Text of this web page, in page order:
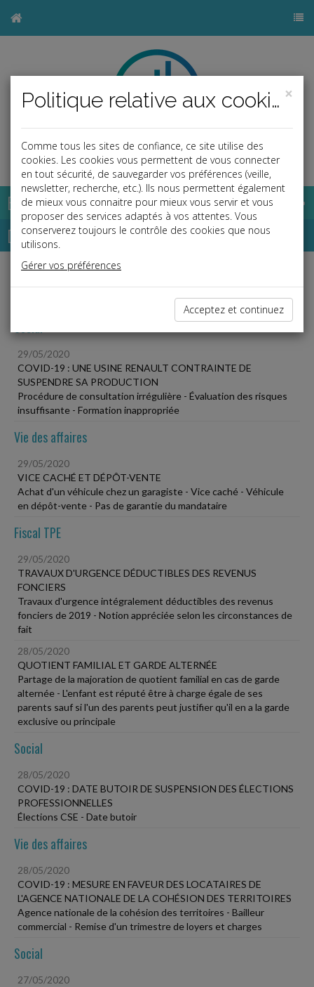
Base documentaire
Dépêches
Liste des dernières dépêches
29/05/2020
COVID-19 : UNE USINE RENAULT CONTRAINTE DE
SUSPENDRE SA PRODUCTION
Procédure de consultation irrégulière - Évaluation des risques
insuffisante - Formation inappropriée
Vie des affaires
29/05/2020
VICE CACHÉ ET DÉPÔT-VENTE
Achat d'un véhicule chez un garagiste - Vice caché - Véhicule
en dépôt-vente - Pas de garantie du mandataire
Fiscal TPE
29/05/2020
TRAVAUX D'URGENCE DÉDUCTIBLES DES REVENUS
FONCIERS
Travaux d'urgence intégralement déductibles des revenus
fonciers de 2019 - Notion appréciée selon les circonstances de
fait
28/05/2020
QUOTIENT FAMILIAL ET GARDE ALTERNÉE
Partage de la majoration de quotient familial en cas de garde
alternée - L'enfant est réputé être à charge égale de ses
parents sauf si l'un des parents peut justifier qu'il en a la garde
exclusive ou principale
Social
28/05/2020
COVID-19 : DATE BUTOIR DE SUSPENSION DES ÉLECTIONS
PROFESSIONNELLES
Élections CSE - Date butoir
Vie des affaires
28/05/2020
COVID-19 : MESURE EN FAVEUR DES LOCATAIRES DE
L'AGENCE NATIONALE DE LA COHÉSION DES TERRITOIRES
Agence nationale de la cohésion des territoires - Bailleur
commercial - Remise d'un trimestre de loyers et charges
Social
27/05/2020
×
Politique relative aux cookies
Comme tous les sites de confiance, ce site utilise des
cookies. Les cookies vous permettent de vous connecter
en tout sécurité, de sauvegarder vos préférences (veille,
newsletter, recherche, etc.). Ils nous permettent également
de mieux vous connaitre pour mieux vous servir et vous
proposer des services adaptés à vos attentes. Vous
conserverez toujours le contrôle des cookies que nous
utilisons.
Gérer vos préférences
Acceptez et continuez